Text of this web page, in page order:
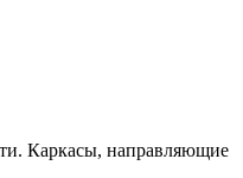
Каркасы, направляющие